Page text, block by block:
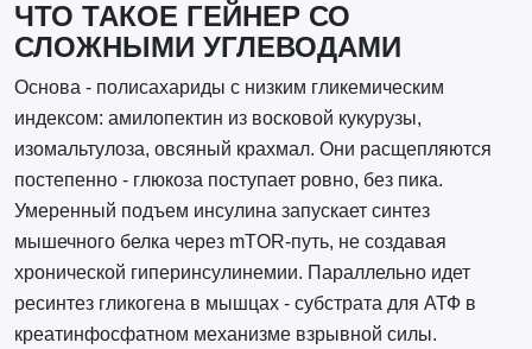
ЧТО ТАКОЕ ГЕЙНЕР СО
СЛОЖНЫМИ УГЛЕВОДАМИ
Основа - полисахариды с низким гликемическим
индексом: амилопектин из восковой кукурузы,
изомальтулоза, овсяный крахмал. Они расщепляются
постепенно - глюкоза поступает ровно, без пика.
Умеренный подъем инсулина запускает синтез
мышечного белка через mTOR-путь, не создавая
хронической гиперинсулинемии. Параллельно идет
ресинтез гликогена в мышцах - субстрата для АТФ в
креатинфосфатном механизме взрывной силы.